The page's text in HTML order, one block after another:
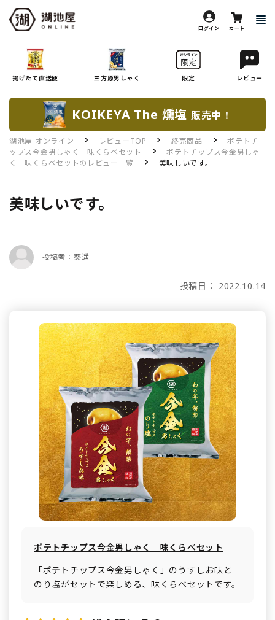
ログイン カート
揚げたて直送便 三方原男しゃく 限定 レビュー
KOIKEYA The 燻塩 販売中！
湖池屋 オンライン レビューTOP 終売商品
ポテトチ
ップス今金男しゃく 味くらべセット
ポテトチップス今金男しゃ
く 味くらべセットのレビュー一覧
美味しいです。
美味しいです。
投稿者：葵遥
投稿日： 2022.10.14
ポテトチップス今金男しゃく 味くらべセット
「ポテトチップス今金男しゃく」のうすしお味と
のり塩がセットで楽しめる、味くらべセットです。